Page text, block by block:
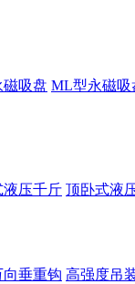
吸盘 ML型永磁吸
液压千斤 顶卧式液
向垂重钩 高强度吊